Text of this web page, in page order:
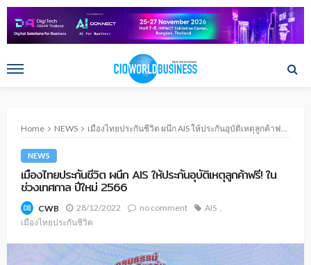
Home NEWS เมืองไทยประกันชีวิต ผนึก AIS ให้ประกันอุบัติเหตุลูกค้าฟรี! ในช่วงเทศกาล ปีใหม่ 2566
NEWS
เมืองไทยประกันชีวิต ผนึก AIS ให้ประกันอุบัติเหตุลูกค้าฟรี! ใน
ช่วงเทศกาล ปีใหม่ 2566
CWB 28/12/2022 no comment
AIS
เมืองไทยประกันชีวิต